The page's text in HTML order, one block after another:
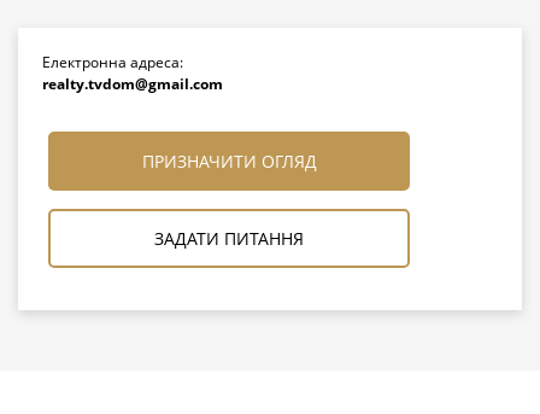
Електронна адреса:
realty.tvdom@gmail.com
ПРИЗНАЧИТИ ОГЛЯД
ЗАДАТИ ПИТАННЯ